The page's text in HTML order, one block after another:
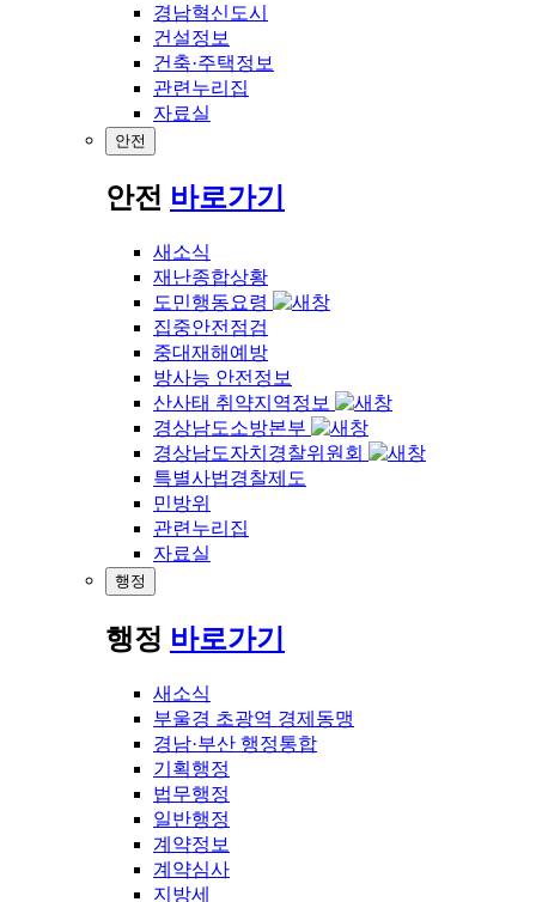
경남혁신도시
건설정보
건축·주택정보
관련누리집
자료실
안전
안전 바로가기
새소식
재난종합상황
도민행동요령
집중안전점검
중대재해예방
방사능 안전정보
산사태 취약지역정보
경상남도소방본부
경상남도자치경찰위원회
특별사법경찰제도
민방위
관련누리집
자료실
행정
행정 바로가기
새소식
부울경 초광역 경제동맹
경남·부산 행정통합
기획행정
법무행정
일반행정
계약정보
계약심사
지방세